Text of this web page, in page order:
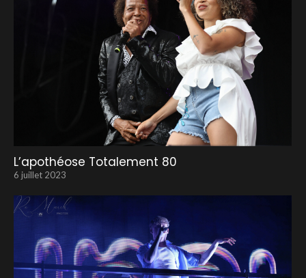
L’apothéose Totalement 80
6 juillet 2023